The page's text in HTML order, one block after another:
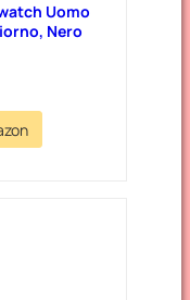
Uomo
Nero